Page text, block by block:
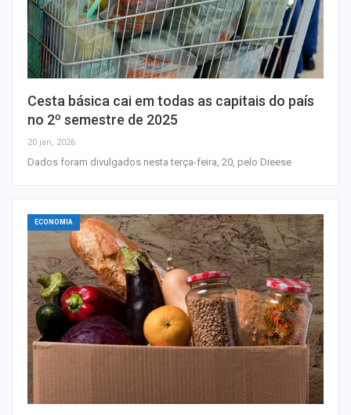
Cesta básica cai em todas as capitais do país
no 2º semestre de 2025
20 jan, 2026
Dados foram divulgados nesta terça-feira, 20, pelo Dieese
ECONOMIA